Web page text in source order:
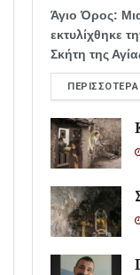
Άγιο Όρος:
εκτυλίχθηκε
Σκήτη της
ΠΕΡΙΣΣΌΤΕΡΑ